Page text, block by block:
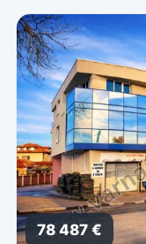
78 487 €